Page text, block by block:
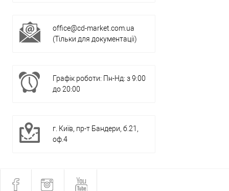
office@cd-market.com.ua
(Тільки для документації)
Графік роботи: Пн-Нд: з 9:00
до 20:00
г. Київ, пр-т Бандери, б.21,
оф.4